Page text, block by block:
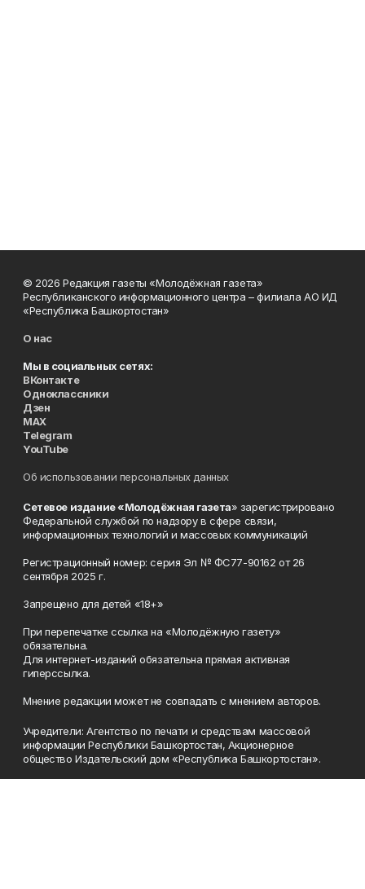
© 2026 Редакция газеты «Молодёжная газета»
Республиканского информационного центра – филиала АО ИД
«Республика Башкортостан»
О нас
Мы в социальных сетях:
ВКонтакте
Одноклассники
Дзен
MAX
Telegram
YouTube
Об использовании персональных данных
Сетевое издание «Молодёжная газета» зарегистрировано
Федеральной службой по надзору в сфере связи,
информационных технологий и массовых коммуникаций
Регистрационный номер: серия Эл № ФС77-90162 от 26
сентября 2025 г.
Запрещено для детей «18+»
При перепечатке ссылка на «Молодёжную газету»
обязательна.
Для интернет-изданий обязательна прямая активная
гиперссылка.
Мнение редакции может не совпадать с мнением авторов.
Учредители: Агентство по печати и средствам массовой
информации Республики Башкортостан, Акционерное
общество Издательский дом «Республика Башкортостан».